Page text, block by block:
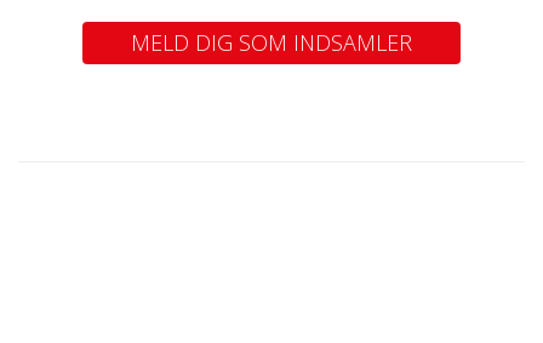
MELD DIG SOM INDSAMLER